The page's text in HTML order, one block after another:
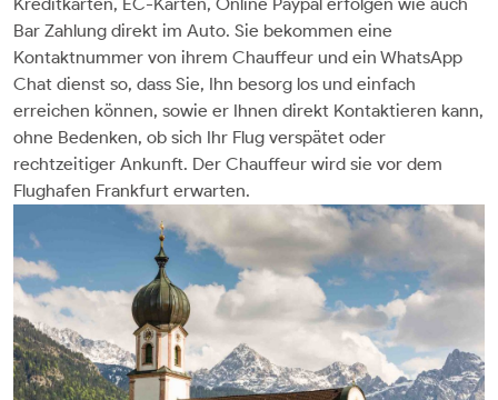
Bar Zahlung direkt im Auto. Sie bekommen eine
Kontaktnummer von ihrem Chauffeur und ein WhatsApp
Chat dienst so, dass Sie, Ihn besorg los und einfach
erreichen können, sowie er Ihnen direkt Kontaktieren kann,
ohne Bedenken, ob sich Ihr Flug verspätet oder
rechtzeitiger Ankunft. Der Chauffeur wird sie vor dem
Flughafen Frankfurt erwarten.